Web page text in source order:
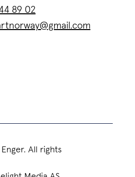
All rights
89 02